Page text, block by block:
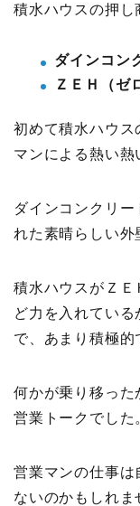
積水ハウスの押し
ダインコン
ＺＥＨ（ゼ
初めて積水ハウス
マンによる熱い熱
ダインコンクリ
れた素晴らしい外
積水ハウスがＺＥ
ど力を入れてい
で、あまり積極的
何かが乗り移った
営業トークでした
営業マンの仕事は
ないのかもしれ